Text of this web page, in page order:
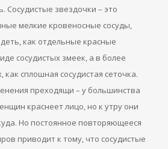
Сосудистые звездочки – это
мелкие кровеносные сосуды,
как отдельные красные
сосудистых змеек, а в более
сплошная сосудистая сеточка.
преходящи – у большинства
краснеет лицо, но к утру они
Но постоянное повторяющееся
приводит к тому, что сосудистые